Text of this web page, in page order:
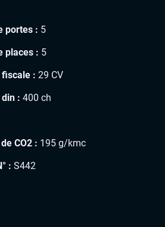
portes : 5
places : 5
fiscale : 29 CV
din : 400 ch
CO2 : 195 g/kmc
: S442